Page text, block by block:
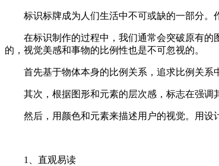
标识标牌成为人们生活中不可或缺的一部分。
在标识制作的过程中，我们通常会突破原有
的，视觉美感和事物的比例性也是不可忽视的。
首先基于物体本身的比例关系，追求比例关系
其次，根据图形和元素的层次感，标志在强调
然后，用颜色和元素来描述用户的视觉。用设
1、直观易读